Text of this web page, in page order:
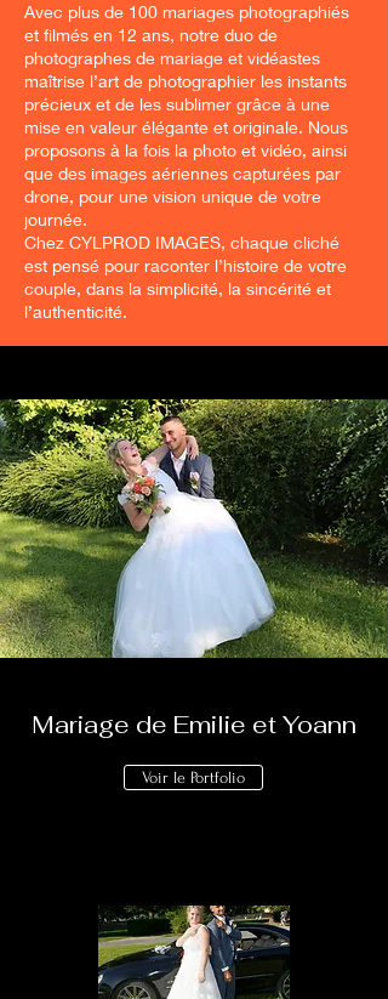
Avec plus de 100 mariages photographiés
et filmés en 12 ans, notre duo de
photographes de mariage et vidéastes
maîtrise l’art de photographier les instants
précieux et de les sublimer grâce à une
mise en valeur élégante et originale. Nous
proposons à la fois la photo et vidéo, ainsi
que des images aériennes capturées par
drone, pour une vision unique de votre
journée.
Chez CYLPROD IMAGES, chaque cliché
est pensé pour raconter l’histoire de votre
couple, dans la simplicité, la sincérité et
l’authenticité.
Mariage de Emilie et Yoann
Voir le Portfolio